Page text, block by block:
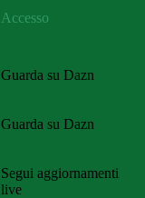
Accesso
Guarda su Dazn
Guarda su Dazn
Segui aggiornamenti
live